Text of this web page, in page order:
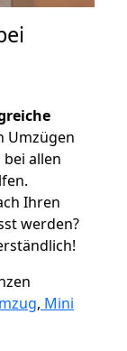
Umzügen
allen
Ihren
werden?
, Mini